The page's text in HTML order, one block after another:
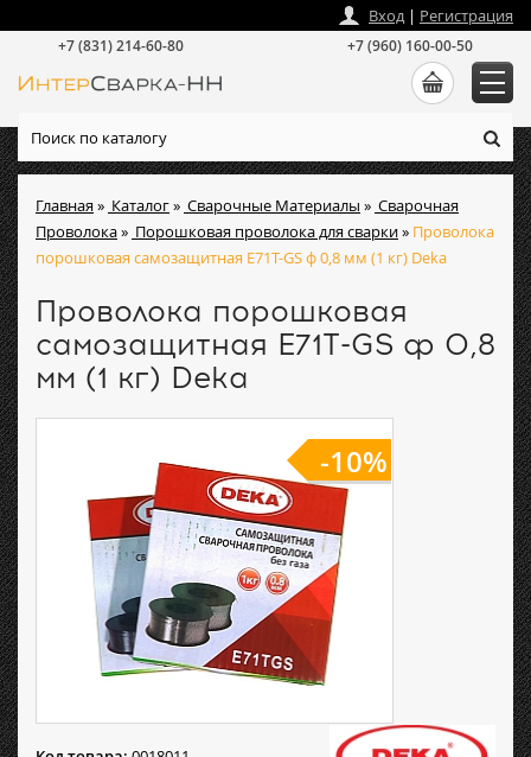
Главная» Каталог» Сварочные Материалы » Сварочная
Проволока» Порошковая проволока для сварки» Проволока
порошковая самозащитная E71T-GS ф 0,8 мм (1 кг) Deka
Проволока порошковая
самозащитная E71T-GS ф 0,8
мм (1 кг) Deka
-10%
Вход| Регистрация
+7 (831) 214-60-80 +7 (960) 160-00-50